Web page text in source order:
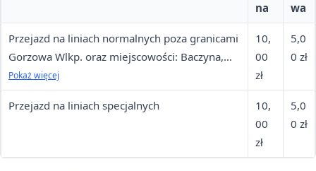
na
wa
Przejazd na liniach normalnych poza granicami
Gorzowa Wlkp. oraz miejscowości: Baczyna,
Czechów, Chwalęcice, Łagodzin, Wawrów
Pokaż więcej
10,
00
zł
5,0
0 zł
Przejazd na liniach specjalnych
10,
00
zł
5,0
0 zł